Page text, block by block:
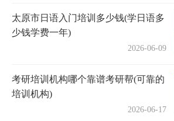
太原市日语入门培训多少钱(学日语多
少钱学费一年)
2026-06-09
考研培训机构哪个靠谱考研帮(可靠的
培训机构)
2026-06-17